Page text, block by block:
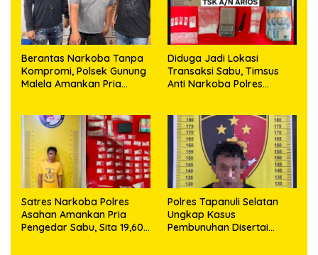
Berantas Narkoba Tanpa
Kompromi, Polsek Gunung
Malela Amankan Pria
Diduga Jadi Lokasi
Transaksi Sabu, Timsus
Anti Narkoba Polres
63,67 Gram Sabu
Satres Narkoba Polres
Asahan Amankan Pria
Pengedar Sabu, Sita 19,60
Polres Tapanuli Selatan
Ungkap Kasus
Pembunuhan Disertai